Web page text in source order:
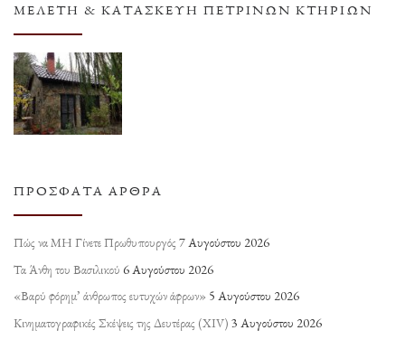
ΜΕΛΈΤΗ & ΚΑΤΑΣΚΕΥΉ ΠΈΤΡΙΝΩΝ ΚΤΗΡΊΩΝ
ΠΡΌΣΦΑΤΑ ΆΡΘΡΑ
Πώς να ΜΗ Γίνετε Πρωθυπουργός 7 Αυγούστου 2026
Τα Άνθη του Βασιλικού 6 Αυγούστου 2026
«Βαρύ φόρημ’ άνθρωπος ευτυχών άφρων» 5 Αυγούστου 2026
Κινηματογραφικές Σκέψεις της Δευτέρας (ΧΙV) 3 Αυγούστου 2026